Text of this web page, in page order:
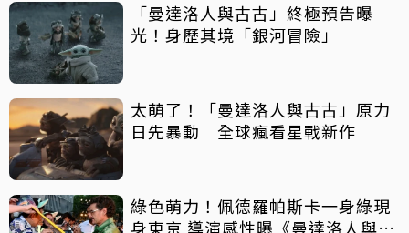
「曼達洛人與古古」終極預告曝
光！身歷其境「銀河冒險」
太萌了！「曼達洛人與古古」原力
日先暴動 全球瘋看星戰新作
綠色萌力！佩德羅帕斯卡一身綠現
身東京 導演感性曝《曼達洛人與古